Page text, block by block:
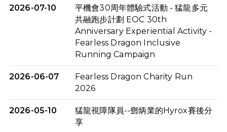
2026-07-10
平機會30周年體驗式活動 - 猛龍多元
共融跑步計劃 EOC 30th
Anniversary Experiential Activity -
Fearless Dragon Inclusive
Running Campaign
2026-06-07
Fearless Dragon Charity Run
2026
2026-05-10
猛龍視障隊員--鄧炳業的Hyrox賽後分
享